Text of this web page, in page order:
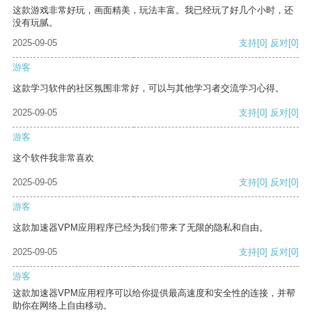
这款游戏非常好玩，画面精美，玩法丰富。我已经玩了好几个小时，还
没有玩腻。
2025-09-05
支持[0] 反对[0]
游客
这款学习软件的社区氛围非常好，可以与其他学习者交流学习心得。
2025-09-05 支持[0] 反对[0]
游客
这个软件我非常喜欢
2025-09-05 支持[0] 反对[0]
游客
这款加速器VPM应用程序已经为我们带来了无限的隐私和自由。
2025-09-05 支持[0] 反对[0]
游客
这款加速器VPM应用程序可以给你提供最高速度和安全性的连接，并帮
助你在网络上自由移动。